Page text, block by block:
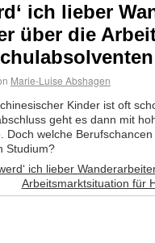
ich lieber
über die
Marie-Luise Abshagen
Kinder ist oft
geht es dann mit
Doch welche
Studium?